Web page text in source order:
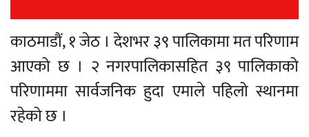
काठमाडौं, १ जेठ । देशभर ३९ पालिकामा मत परिणाम
आएको छ । २ नगरपालिकासहित ३९ पालिकाको
परिणाममा सार्वजनिक हुदा एमाले पहिलो स्थानमा
रहेको छ ।